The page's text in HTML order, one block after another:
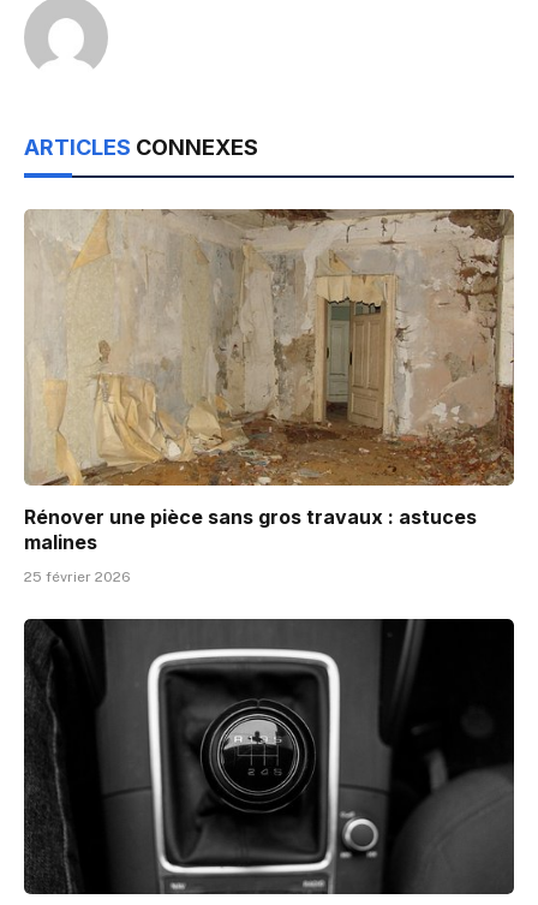
ARTICLES CONNEXES
Rénover une pièce sans gros travaux : astuces
malines
25 février 2026